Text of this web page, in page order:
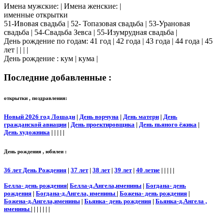
Имена мужские: | Имена женские: |
именные открытки
51-Ивовая свадьба | 52- Топазовая свадьба | 53-Урановая
свадьба | 54-Свадьба Зевса | 55-Изумрудная свадьба |
День рождение по годам: 41 год | 42 года | 43 года | 44 года | 45
лет | | | |
День рождение : кум | кума |
Последние добавленные :
открытки , поздравления:
Новый 2026 год Лошади | День ворчуна | День матери | День
гражданской авиации | День проектировщика | День пьяного ёжика |
День художника | | | | |
День рождения , юбилеи :
36 лет День Рождения | 37 лет| 38 лет| 39 лет| 40 летие | | | | |
Белла- день рождения| Белла-д.Ангела,именины | Богдана- день
рождения | Богдана-д.Ангела, именины | Божена- день рождения |
Божена-д.Ангела,именины | Бьянка- день рождения | Бьянка-д.Ангела ,
именины | | | | | | |